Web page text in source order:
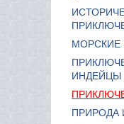
МОРСКИЕ
ИНДЕЙЦЫ
ПРИРОДА